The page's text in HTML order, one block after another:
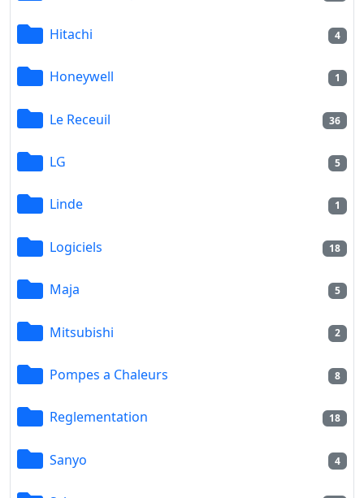
Hitachi 4
Honeywell 1
Le Receuil 36
LG 5
Linde 1
Logiciels 18
Maja 5
Mitsubishi 2
Pompes a Chaleurs 8
Reglementation 18
Sanyo 4